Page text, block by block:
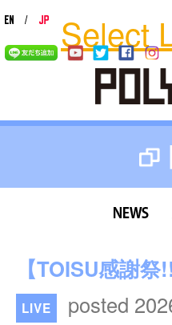
【TOISU感謝祭
LIVE posted
Select